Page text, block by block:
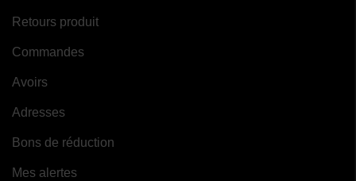
Retours produit
Commandes
Avoirs
Adresses
Bons de réduction
Mes alertes